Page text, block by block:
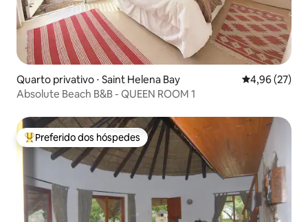
Quarto privativo ⋅ Saint Helena Bay 4,96 de uma
4,96 (27)
Absolute Beach B&B - QUEEN ROOM 1
Entre os melhores preferidos dos hóspedes
Preferido dos hóspedes